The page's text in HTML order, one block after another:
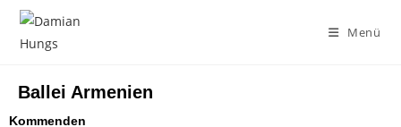
Menü
Ballei Armenien
Kommenden